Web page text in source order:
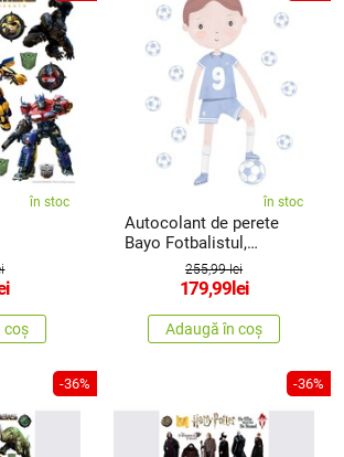
în stoc
x 30
coș
în stoc
Autocolant de perete
Bayo Fotbalistul,
255,99 lei
179,99 lei
Adaugă în coș
-36% -36%